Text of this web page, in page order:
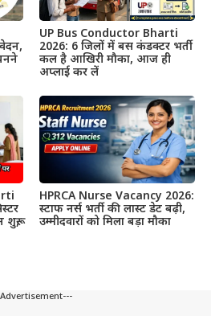
UP Bus Conductor Bharti
2026: 6 जिलों में बस कंडक्टर भर्ती
कल है आखिरी मौका, आज ही
अप्लाई कर लें
शुरू,
HPRCA Nurse Vacancy 2026:
स्टाफ नर्स भर्ती की लास्ट डेट बढ़ी,
उम्मीदवारों को मिला बड़ा मौका